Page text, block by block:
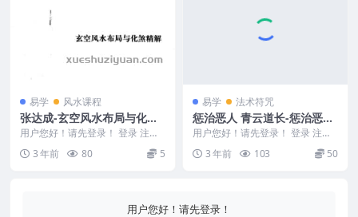
易学 风水课程
张达成-玄空风水布局与化煞
精解.pdf
用户您好！请先登录！ 登录 注册
编号：MY2212-200-315 张达成-
玄...3 年前 80 5
易学 法术符咒
惩治恶人 青云道长-惩治恶人
法一期
用户您好！请先登录！ 登录 注册
惩治恶人 青云道长-惩治恶人法一
期内容自学课程...
3 年前 103 50
用户您好！请先登录！